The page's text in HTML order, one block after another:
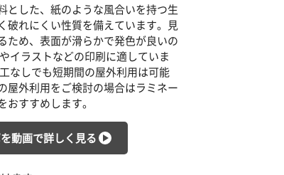
とした、紙のような風合いを持つ生
破れにくい性質を備えています。見
ため、表面が滑らかで発色が良いの
イラストなどの印刷に適していま
なしでも短期間の屋外利用は可能
屋外利用をご検討の場合はラミネー
おすすめします。
動画で詳しく見る